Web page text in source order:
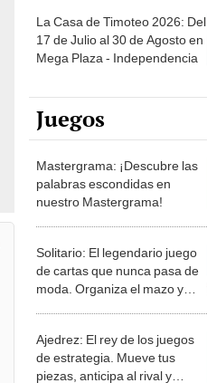
La Casa de Timoteo 2026: Del
17 de Julio al 30 de Agosto en
Mega Plaza - Independencia
Juegos
Mastergrama: ¡Descubre las
palabras escondidas en
nuestro Mastergrama!
Solitario: El legendario juego
de cartas que nunca pasa de
moda. Organiza el mazo y
Ajedrez: El rey de los juegos
de estrategia. Mueve tus
piezas, anticipa al rival y